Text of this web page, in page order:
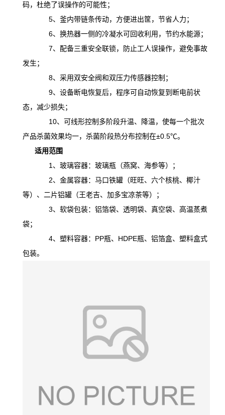
码，杜绝了误操作的可能性；
5、釜内带链条传动，方便进出筐，节省人力；
6、换热器一侧的冷凝水可回收利用，节约水能源；
7、配备三重安全联锁，防止工人误操作，避免事故
发生；
8、采用双安全阀和双压力传感器控制；
9、设备断电恢复后，程序可自动恢复到断电前状
态，减少损失；
10、可线形控制多阶段升温、降温， 使每一个批次
产品杀菌效果均一，杀菌阶段热分布控制在±0.5℃。
适用范围
1、玻璃容器：玻璃瓶（燕窝、海参等）；
2、金属容器：马口铁罐（旺旺、六个核桃、椰汁
等）、二片铝罐（王老吉、加多宝凉茶等）；
3、软袋包装：铝箔袋、透明袋、真空袋、高温蒸煮
袋；
4、塑料容器：PP瓶、HDPE瓶、铝箔盒、塑料盒式
包装。